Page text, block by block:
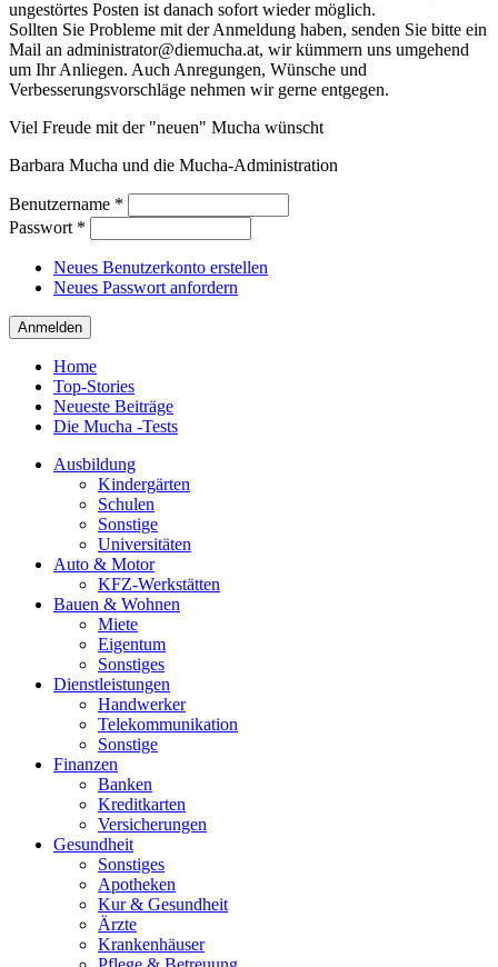
ungestörtes Posten ist danach sofort wieder möglich.
Sollten Sie Probleme mit der Anmeldung haben, senden Sie bitte ein
Mail an administrator@diemucha.at, wir kümmern uns umgehend
um Ihr Anliegen. Auch Anregungen, Wünsche und
Verbesserungsvorschläge nehmen wir gerne entgegen.
Viel Freude mit der "neuen" Mucha wünscht
Barbara Mucha und die Mucha-Administration
Benutzername *
Passwort *
Neues Benutzerkonto erstellen
Neues Passwort anfordern
Home
Top-Stories
Neueste Beiträge
Die Mucha -Tests
Ausbildung
Kindergärten
Schulen
Sonstige
Universitäten
Auto & Motor
KFZ-Werkstätten
Bauen & Wohnen
Miete
Eigentum
Sonstiges
Dienstleistungen
Handwerker
Telekommunikation
Sonstige
Finanzen
Banken
Kreditkarten
Versicherungen
Gesundheit
Sonstiges
Apotheken
Kur & Gesundheit
Ärzte
Krankenhäuser